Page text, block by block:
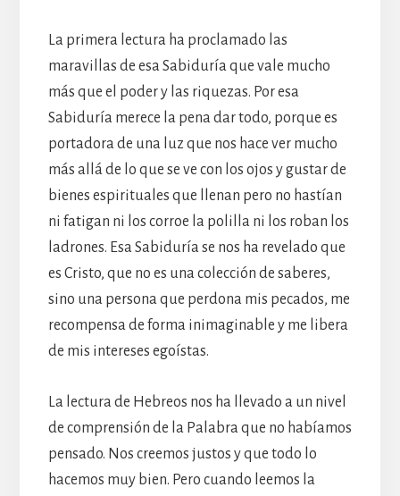
La primera lectura ha proclamado las
maravillas de esa Sabiduría que vale mucho
más que el poder y las riquezas. Por esa
Sabiduría merece la pena dar todo, porque es
portadora de una luz que nos hace ver mucho
más allá de lo que se ve con los ojos y gustar de
bienes espirituales que llenan pero no hastían
ni fatigan ni los corroe la polilla ni los roban los
ladrones. Esa Sabiduría se nos ha revelado que
es Cristo, que no es una colección de saberes,
sino una persona que perdona mis pecados, me
recompensa de forma inimaginable y me libera
de mis intereses egoístas.
La lectura de Hebreos nos ha llevado a un nivel
de comprensión de la Palabra que no habíamos
pensado. Nos creemos justos y que todo lo
hacemos muy bien. Pero cuando leemos la